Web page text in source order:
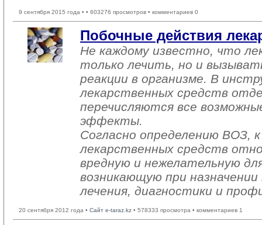
9 сентября 2015 года • • 603276 просмотров • комментариев 0
Побочные действия
Не каждому известно, что
только лечить, но и
реакции в организме. В
лекарственных средств
перечисляются все
эффекты.
Согласно определению ВОЗ,
лекарственных средств
вредную и нежелательную
возникающую при
лечения, диагностики и
20 сентября 2012 года • Сайт e-taraz.kz • 578333 просмотра • комментариев 1